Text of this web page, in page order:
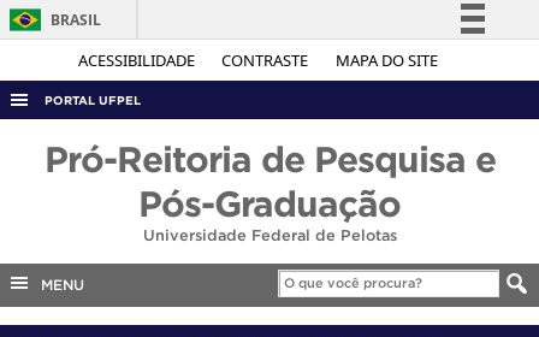
ACESSIBILIDADE CONTRASTE MAPA DO SITE
BRASIL
Simplifique!
Acesso à informação
Legislação
Canais
PORTAL UFPEL
CONCURSOS
EDITAIS
Pró-Reitoria de Pesquisa e
Pós-Graduação
Universidade Federal de Pelotas
MENU